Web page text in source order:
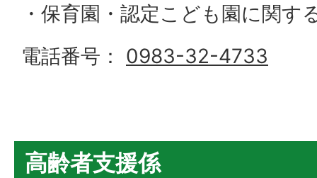
・保育園・認定こども園に関す
電話番号： 0983-32-4733
高齢者支援係